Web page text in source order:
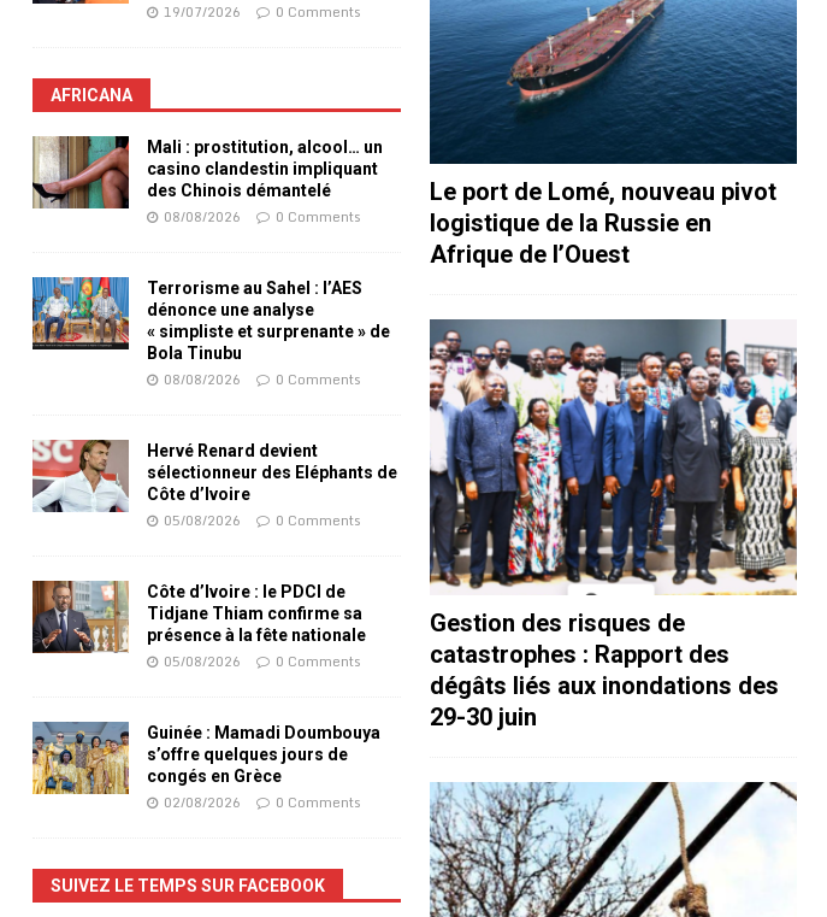
19/07/2026 0 Comments
AFRICANA
Mali : prostitution, alcool… un
casino clandestin impliquant
des Chinois démantelé
08/08/2026 0 Comments
Terrorisme au Sahel : l’AES
dénonce une analyse
« simpliste et surprenante » de
Bola Tinubu
08/08/2026 0 Comments
Hervé Renard devient
sélectionneur des Eléphants de
Côte d’Ivoire
05/08/2026 0 Comments
Côte d’Ivoire : le PDCI de
Tidjane Thiam confirme sa
présence à la fête nationale
05/08/2026 0 Comments
Guinée : Mamadi Doumbouya
s’offre quelques jours de
congés en Grèce
02/08/2026 0 Comments
SUIVEZ LE TEMPS SUR FACEBOOK
Le port de Lomé, nouveau pivot
logistique de la Russie en
Afrique de l’Ouest
Gestion des risques de
catastrophes : Rapport des
dégâts liés aux inondations des
29-30 juin